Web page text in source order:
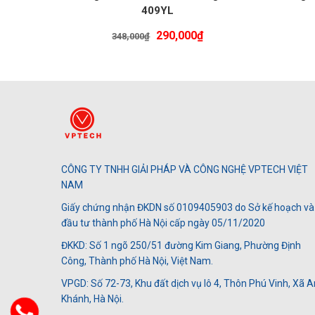
409YL
348,000₫
Giá
290,000₫Giá
CÔNG TY TNHH GIẢI PHÁP VÀ CÔNG NGHỆ VPTECH VIỆT
NAM
Giấy chứng nhận ĐKDN số 0109405903 do Sở kế hoạch và
đầu tư thành phố Hà Nội cấp ngày 05/11/2020
ĐKKD: Số 1 ngõ 250/51 đường Kim Giang, Phường Định
Công, Thành phố Hà Nội, Việt Nam.
VPGD: Số 72-73, Khu đất dịch vụ lô 4, Thôn Phú Vinh, Xã
Khánh, Hà Nội.